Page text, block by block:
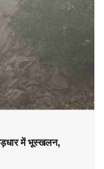
में भूस्खलन,